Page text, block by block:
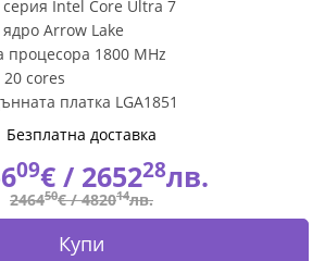
s,
Intel Core Ultra 7
Arrow Lake
процесора 1800 MHz
cores
платка LGA1851
Безплатна доставка
09€ / 265228лв.
246450€ /482014лв.
Купи